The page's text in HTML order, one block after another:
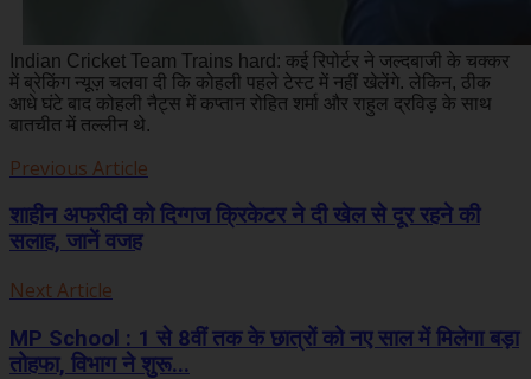
Indian Cricket Team Trains hard: कई रिपोर्टर ने जल्दबाजी के चक्कर
में ब्रेकिंग न्यूज़ चलवा दी कि कोहली पहले टेस्ट में नहीं खेलेंगे. लेकिन, ठीक
आधे घंटे बाद कोहली नैट्स में कप्तान रोहित शर्मा और राहुल द्रविड़ के साथ
बातचीत में तल्लीन थे.
Previous Article
शाहीन अफरीदी को दिग्‍गज क्रिकेटर ने दी खेल से दूर रहने की
सलाह, जानें वजह
Next Article
MP School : 1 से 8वीं तक के छात्रों को नए साल में मिलेगा बड़ा
तोहफा, विभाग ने शुरू...